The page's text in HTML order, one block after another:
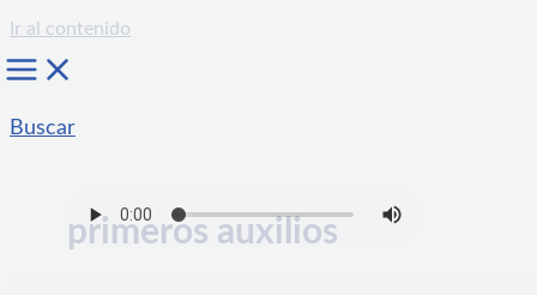
Ir al contenido
Buscar
primeros auxilios